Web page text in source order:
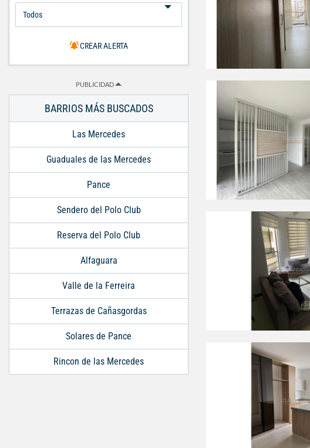
CREAR ALERTA
PUBLICIDAD
BARRIOS MÁS BUSCADOS
Las Mercedes
Guaduales de las Mercedes
Pance
Sendero del Polo Club
Reserva del Polo Club
Alfaguara
Valle de la Ferreira
Terrazas de Cañasgordas
Solares de Pance
Rincon de las Mercedes